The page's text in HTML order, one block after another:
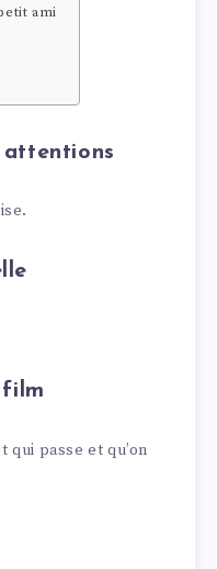
ami
qui passe et qu’on